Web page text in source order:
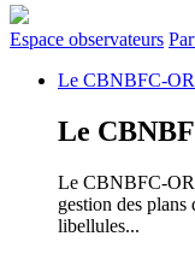
Espace observateurs
Le CBNBFC-
Le
Le CBNBFC-
gestion des
libellules...